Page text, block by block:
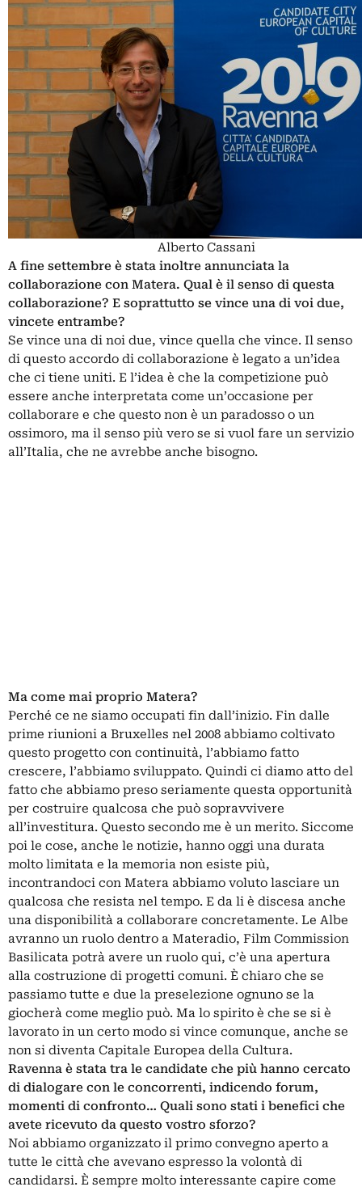
Alberto Cassani
A fine settembre è stata inoltre annunciata la
collaborazione con Matera. Qual è il senso di questa
collaborazione? E soprattutto se vince una di voi due,
vincete entrambe?
Se vince una di noi due, vince quella che vince. Il senso
di questo accordo di collaborazione è legato a un’idea
che ci tiene uniti. E l’idea è che la competizione può
essere anche interpretata come un’occasione per
collaborare e che questo non è un paradosso o un
ossimoro, ma il senso più vero se si vuol fare un servizio
all’Italia, che ne avrebbe anche bisogno.
Ma come mai proprio Matera?
Perché ce ne siamo occupati fin dall’inizio. Fin dalle
prime riunioni a Bruxelles nel 2008 abbiamo coltivato
questo progetto con continuità, l’abbiamo fatto
crescere, l’abbiamo sviluppato. Quindi ci diamo atto del
fatto che abbiamo preso seriamente questa opportunità
per costruire qualcosa che può sopravvivere
all’investitura. Questo secondo me è un merito. Siccome
poi le cose, anche le notizie, hanno oggi una durata
molto limitata e la memoria non esiste più,
incontrandoci con Matera abbiamo voluto lasciare un
qualcosa che resista nel tempo. E da li è discesa anche
una disponibilità a collaborare concretamente. Le Albe
avranno un ruolo dentro a Materadio, Film Commission
Basilicata potrà avere un ruolo qui, c’è una apertura
alla costruzione di progetti comuni. È chiaro che se
passiamo tutte e due la preselezione ognuno se la
giocherà come meglio può. Ma lo spirito è che se si è
lavorato in un certo modo si vince comunque, anche se
non si diventa Capitale Europea della Cultura.
Ravenna è stata tra le candidate che più hanno cercato
di dialogare con le concorrenti, indicendo forum,
momenti di confronto… Quali sono stati i benefici che
avete ricevuto da questo vostro sforzo?
Noi abbiamo organizzato il primo convegno aperto a
tutte le città che avevano espresso la volontà di
candidarsi. È sempre molto interessante capire come